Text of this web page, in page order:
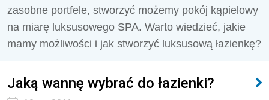
zasobne portfele, stworzyć możemy pokój kąpielowy
na miarę luksusowego SPA. Warto wiedzieć, jakie
mamy możliwości i jak stworzyć luksusową łazienkę?
Jaką wannę wybrać do łazienki?